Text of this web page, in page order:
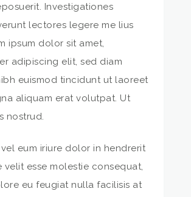
Investigationes
lectores legere me lius
ipsum dolor sit amet,
adipiscing elit, sed diam
euismod tincidunt ut laoreet
aliquam erat volutpat. Ut
nostrud.
eum iriure dolor in hendrerit
velit esse molestie consequat,
eu feugiat nulla facilisis at